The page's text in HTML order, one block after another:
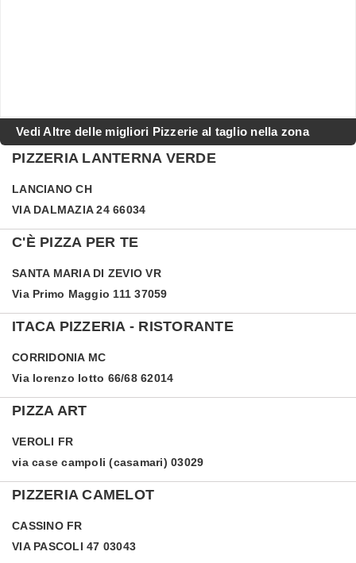
Vedi Altre delle migliori Pizzerie al taglio nella zona
PIZZERIA LANTERNA VERDE
LANCIANO CH
VIA DALMAZIA 24 66034
C'È PIZZA PER TE
SANTA MARIA DI ZEVIO VR
Via Primo Maggio 111 37059
ITACA PIZZERIA - RISTORANTE
CORRIDONIA MC
Via lorenzo lotto 66/68 62014
PIZZA ART
VEROLI FR
via case campoli (casamari) 03029
PIZZERIA CAMELOT
CASSINO FR
VIA PASCOLI 47 03043